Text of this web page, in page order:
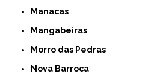
Manacas
Mangabeiras
Morro das Pedras
Nova Barroca